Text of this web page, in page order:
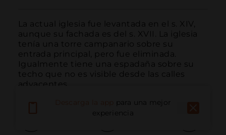
La actual iglesia fue levantada en el s. XIV,
aunque su fachada es del s. XVII. La iglesia
tenía una torre campanario sobre su
entrada principal, pero fue eliminada.
Igualmente tiene una espadaña sobre su
techo que no es visible desde las calles
adyacentes.
para una mejor
experiencia